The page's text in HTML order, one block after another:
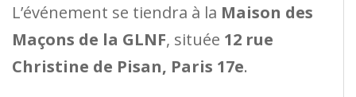
L’événement se tiendra à la Maison des
Maçons de la GLNF, située 12 rue
Christine de Pisan, Paris 17e.